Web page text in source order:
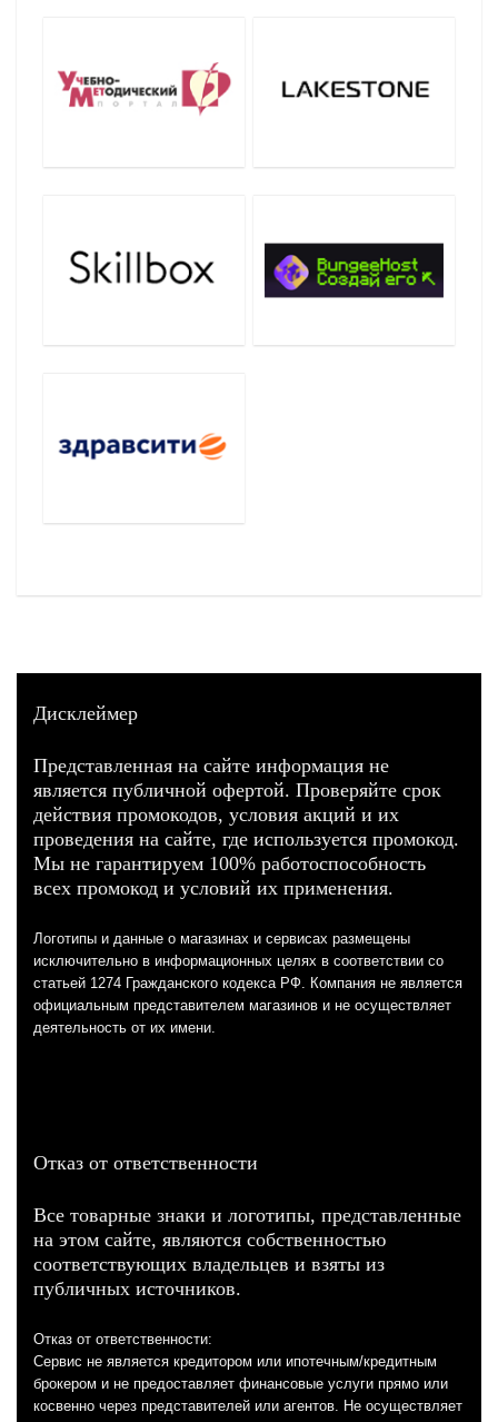
Дисклеймер
Представленная на сайте информация не
является публичной офертой. Проверяйте срок
действия промокодов, условия акций и их
проведения на сайте, где используется промокод.
Мы не гарантируем 100% работоспособность
всех промокод и условий их применения.
Логотипы и данные о магазинах и сервисах размещены
исключительно в информационных целях в соответствии со
статьей 1274 Гражданского кодекса РФ. Компания не является
официальным представителем магазинов и не осуществляет
деятельность от их имени.
Отказ от ответственности
Все товарные знаки и логотипы, представленные
на этом сайте, являются собственностью
соответствующих владельцев и взяты из
публичных источников.
Отказ от ответственности:
Сервис не является кредитором или ипотечным/кредитным
брокером и не предоставляет финансовые услуги прямо или
косвенно через представителей или агентов. Не осуществляет